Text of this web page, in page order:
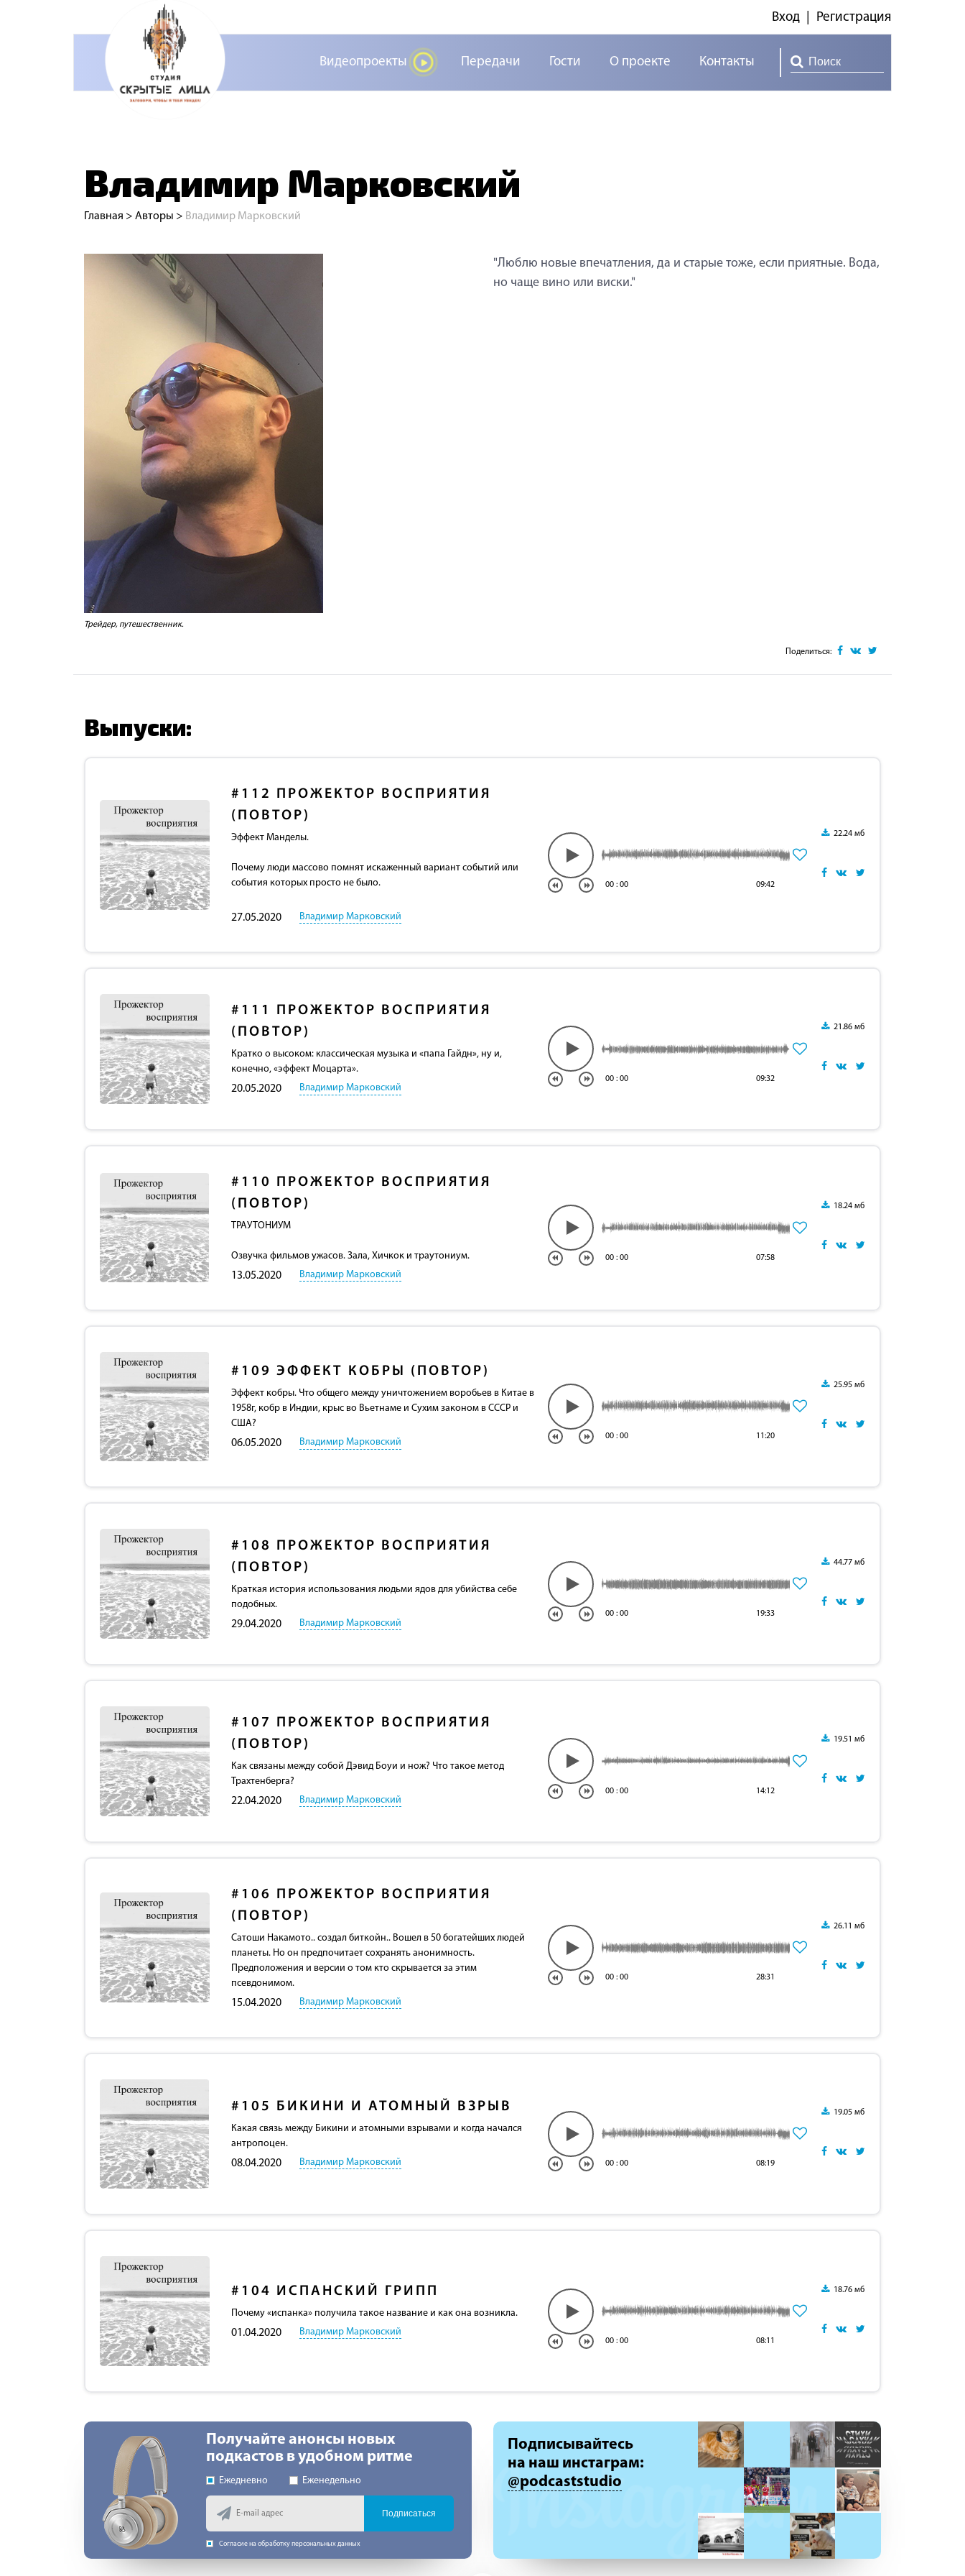
Видеопроекты Передачи Гости О проекте Контакты
Вход Регистрация
Владимир Марковский
Главная > Авторы > Владимир Марковский
Трейдер, путешественник.
"Люблю новые впечатления, да и старые тоже, если приятные. Вода,
но чаще вино или виски."
Поделиться:
Выпуски:
#112 ПРОЖЕКТОР ВОСПРИЯТИЯ
(ПОВТОР)
Эффект Манделы.
Почему люди массово помнят искаженный вариант событий или
события которых просто не было.
27.05.2020 Владимир Марковский
00 : 00 09:42
22.24 мб
#111 ПРОЖЕКТОР ВОСПРИЯТИЯ
(ПОВТОР)
Кратко о высоком: классическая музыка и «папа Гайдн», ну и,
конечно, «эффект Моцарта».
20.05.2020 Владимир Марковский
00 : 00 09:32
21.86 мб
#110
ПРОЖЕКТОР ВОСПРИЯТИЯ
(ПОВТОР)
ТРАУТОНИУМ
Озвучка фильмов ужасов. Зала, Хичкок и траутониум.
13.05.2020 Владимир Марковский
00 : 00 07:58
18.24 мб
#109 ЭФФЕКТ КОБРЫ (ПОВТОР)
Эффект кобры. Что общего между уничтожением воробьев в Китае в
1958г, кобр в Индии, крыс во Вьетнаме и Сухим законом в СССР и
США?
06.05.2020 Владимир Марковский
00 : 00 11:20
25.95 мб
#108
ПРОЖЕКТОР ВОСПРИЯТИЯ
(ПОВТОР)
Краткая история использования людьми ядов для убийства себе
подобных.
29.04.2020 Владимир Марковский
00 : 00 19:33
44.77 мб
#107 ПРОЖЕКТОР ВОСПРИЯТИЯ
(ПОВТОР)
Как связаны между собой Дэвид Боуи и нож? Что такое метод
Трахтенберга?
22.04.2020 Владимир Марковский
00 : 00 14:12
19.51 мб
#106
ПРОЖЕКТОР ВОСПРИЯТИЯ
(ПОВТОР)
Сатоши Накамото.. создал биткойн.. Вошел в 50 богатейших людей
планеты. Но он предпочитает сохранять анонимность.
Предположения и версии о том кто скрывается за этим
псевдонимом.
15.04.2020 Владимир Марковский
00 : 00 28:31
26.11 мб
#105 БИКИНИ И АТОМНЫЙ ВЗРЫВ
Какая связь между Бикини и атомными взрывами и когда начался
антропоцен.
08.04.2020 Владимир Марковский 00 : 00 08:19
19.05 мб
#104 ИСПАНСКИЙ ГРИПП
Почему «испанка» получила такое название и как она возникла.
01.04.2020 Владимир Марковский
00 : 00 08:11
18.76 мб
Получайте анонсы новых
подкастов в удобном ритме
Ежедневно Еженедельно
Подписаться
Согласие на обработку персональных данных
Подписывайтесь
на наш инстаграм:
@podcaststudio